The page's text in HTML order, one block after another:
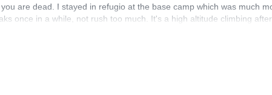
are dead. I stayed in refugio at the base camp which was much
once in a while, not rush too much. It's a high altitude climbing